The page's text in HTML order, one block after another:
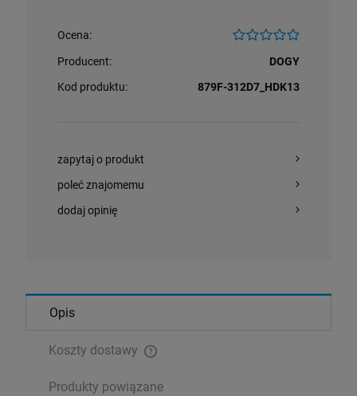
Ocena:
Producent:
DOGY
Kod produktu:
879F-312D7_HDK13
zapytaj o produkt
poleć znajomemu
dodaj opinię
Opis
Koszty dostawy
Produkty powiązane